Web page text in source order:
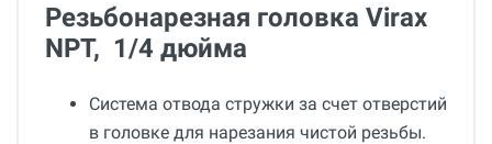
Резьбонарезная головка Virax
NPT, 1/4 дюйма
Система отвода стружки за счет отверстий
в головке для нарезания чистой резьбы.